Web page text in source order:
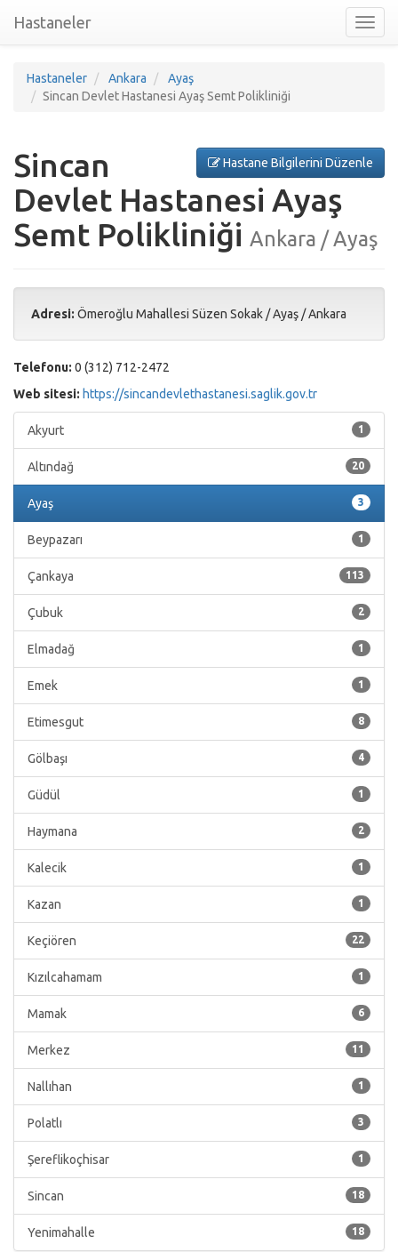
nav
Hastaneler
Hastaneler Ankara
Ayaş
Sincan Devlet Hastanesi Ayaş Semt Polikliniği
Hastane Bilgilerini Düzenle
Sincan
Devlet Hastanesi Ayaş
Semt Polikliniği Ankara / Ayaş
Adresi: Ömeroğlu Mahallesi Süzen Sokak /Ayaş /Ankara
Telefonu: 0 (312) 712-2472
Web sitesi: https://sincandevlethastanesi.saglik.gov.tr
1
Akyurt
20
Altındağ
3
Ayaş
1
Beypazarı
113
Çankaya
2
Çubuk
1
Elmadağ
1
Emek
8
Etimesgut
4
Gölbaşı
1
Güdül
2
Haymana
1
Kalecik
1
Kazan
22
Keçiören
1
Kızılcahamam
6
Mamak
11
Merkez
1
Nallıhan
3
Polatlı
1
Şereflikoçhisar
18
Sincan
18
Yenimahalle